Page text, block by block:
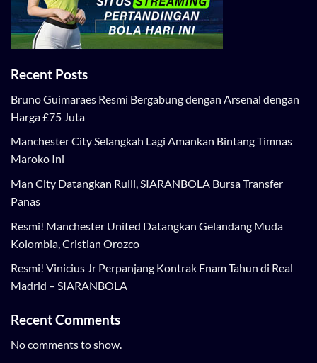
Recent Posts
Bruno Guimaraes Resmi Bergabung dengan Arsenal dengan
Harga £75 Juta
Manchester City Selangkah Lagi Amankan Bintang Timnas
Maroko Ini
Man City Datangkan Rulli, SIARANBOLA Bursa Transfer
Panas
Resmi! Manchester United Datangkan Gelandang Muda
Kolombia, Cristian Orozco
Resmi! Vinicius Jr Perpanjang Kontrak Enam Tahun di Real
Madrid – SIARANBOLA
Recent Comments
No comments to show.